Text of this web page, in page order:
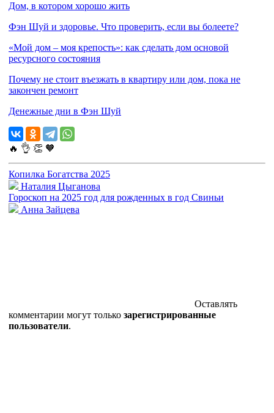
Дом, в котором хорошо жить
Фэн Шуй и здоровье. Что проверить, если вы болеете?
«Мой дом – моя крепость»: как сделать дом основой
ресурсного состояния
Почему не стоит въезжать в квартиру или дом, пока не
закончен ремонт
Денежные дни в Фэн Шуй
🔥 👌 👏 🧡
Копилка Богатства 2025
Наталия Цыганова
Гороскоп на 2025 год для рожденных в год Свиньи
Анна Зайцева
Оставлять
комментарии могут только зарегистрированные
пользователи.